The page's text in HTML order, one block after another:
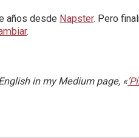
años desde Napster. Pero
.
in my Medium page, «